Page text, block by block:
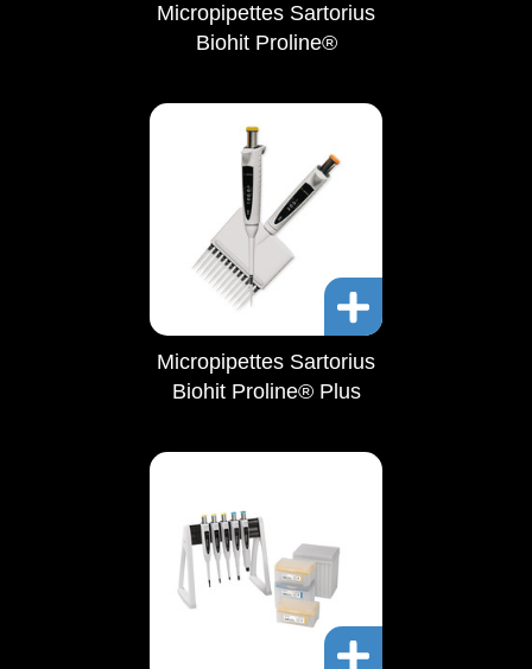
Micropipettes Sartorius
Biohit Proline®
Micropipettes Sartorius
Biohit Proline® Plus